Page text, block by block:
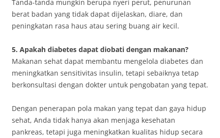
Tanda-tanda mungkin berupa nyeri perut, penurunan
berat badan yang tidak dapat dijelaskan, diare, dan
peningkatan rasa haus atau sering buang air kecil.
5. Apakah diabetes dapat diobati dengan makanan?
Makanan sehat dapat membantu mengelola diabetes dan
meningkatkan sensitivitas insulin, tetapi sebaiknya tetap
berkonsultasi dengan dokter untuk pengobatan yang tepat.
Dengan penerapan pola makan yang tepat dan gaya hidup
sehat, Anda tidak hanya akan menjaga kesehatan
pankreas, tetapi juga meningkatkan kualitas hidup secara